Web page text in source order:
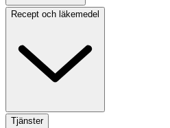
Recept och läkemedel
Tjänster